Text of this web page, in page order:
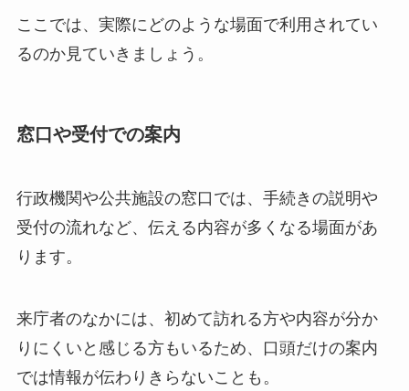
ここでは、実際にどのような場面で利用されてい
るのか見ていきましょう。
窓口や受付での案内
行政機関や公共施設の窓口では、手続きの説明や
受付の流れなど、伝える内容が多くなる場面があ
ります。
来庁者のなかには、初めて訪れる方や内容が分か
りにくいと感じる方もいるため、口頭だけの案内
では情報が伝わりきらないことも。